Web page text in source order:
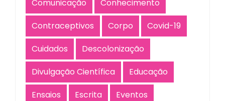
Comunicação
Conhecimento
Contraceptivos
Corpo
Covid-19
Cuidados
Descolonização
Divulgação Científica
Educação
Ensaios
Escrita
Eventos